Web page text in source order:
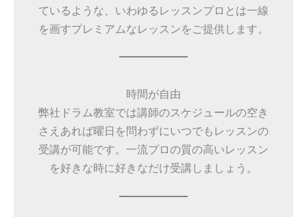
ているような、いわゆるレッスンプロとは一線
を画すプレミアムなレッスンをご提供します。
時間が自由
弊社ドラム教室では講師のスケジュールの空き
さえあれば曜日を問わずにいつでもレッスンの
受講が可能です。一流プロの質の高いレッスン
を好きな時に好きなだけ受講しましょう。